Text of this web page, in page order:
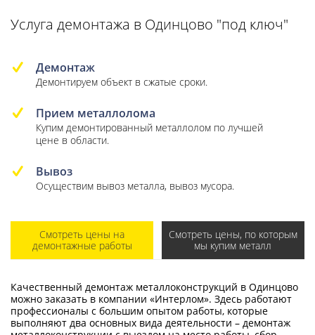
Услуга демонтажа в Одинцово "под ключ"
Демонтаж
Демонтируем объект в сжатые сроки.
Прием металлолома
Купим демонтированный металлолом по лучшей
цене в области.
Вывоз
Осуществим вывоз металла, вывоз мусора.
Смотреть цены на
демонтажные работы
Смотреть цены, по которым
мы купим металл
Качественный демонтаж металлоконструкций в Одинцово
можно заказать в компании «Интерлом». Здесь работают
профессионалы с большим опытом работы, которые
выполняют два основных вида деятельности – демонтаж